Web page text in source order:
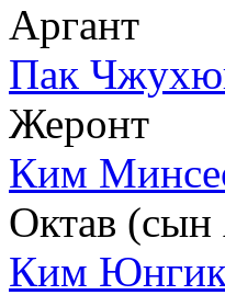
Аргант
Пак
Жеронт
Ким
Октав (сын
Ким Юнгик